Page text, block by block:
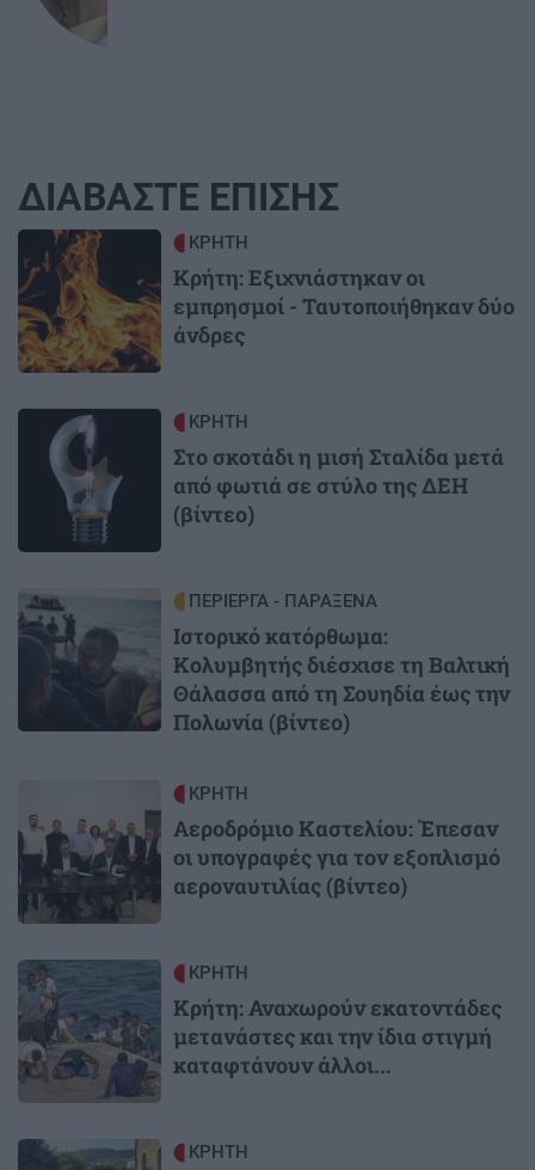
ΔΙΑΒΑΣΤΕ ΕΠΙΣΗΣ
Image ΚΡΗΤΗ
Κρήτη: Εξιχνιάστηκαν οι
εμπρησμοί - Ταυτοποιήθηκαν δύο
άνδρες
Image ΚΡΗΤΗ
Στο σκοτάδι η μισή Σταλίδα μετά
από φωτιά σε στύλο της ΔΕΗ
(βίντεο)
Image ΠΕΡΙΕΡΓΑ - ΠΑΡΑΞΕΝΑ
Ιστορικό κατόρθωμα:
Κολυμβητής διέσχισε τη Βαλτική
Θάλασσα από τη Σουηδία έως την
Πολωνία (βίντεο)
ΚΡΗΤΗ
Αεροδρόμιο Καστελίου: Έπεσαν
οι υπογραφές για τον εξοπλισμό
αεροναυτιλίας (βίντεο)
Image ΚΡΗΤΗ
Κρήτη: Αναχωρούν εκατοντάδες
μετανάστες και την ίδια στιγμή
καταφτάνουν άλλοι...
Image ΚΡΗΤΗ